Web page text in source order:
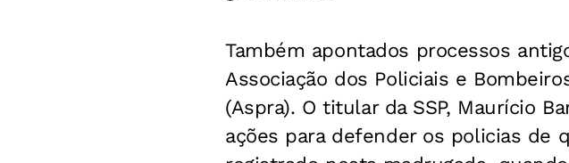
Também apontados processos
Associação dos Policiais e
(Aspra). O titular da SSP, Maurício
ações para defender os policias de